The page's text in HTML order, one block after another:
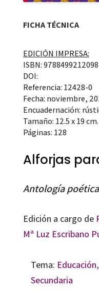
FICHA TÉCNICA
EDICIÓN IMPRESA:
ISBN: 9788499212098
DOI:
Referencia: 12428-0
Fecha: noviembre,
Encuadernación:
Tamaño: 12.5 x 19 cm.
Páginas: 128
Alforjas
Antología
Edición a cargo de
Mª Luz Escribano
Tema: Educación,
Secundaria